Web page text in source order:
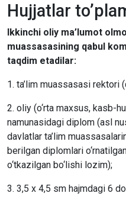
Hujjatlar
Ikkinchi oliy ma’lumot
muassasasining qabul
taqdim etadilar:
1. ta’lim muassasasi rektori
2. oliy (o‘rta maxsus, kasb-
namunasidagi diplom (asl
davlatlar ta’lim
berilgan diplomlari
o‘tkazilgan bo‘lishi lozim);
3. 3,5 x 4,5 sm hajmdagi 6